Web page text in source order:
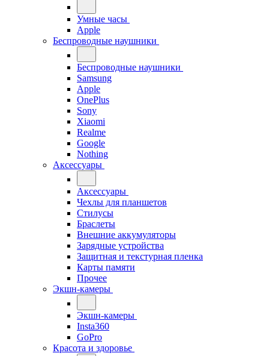
Умные часы
Apple
Беспроводные наушники
Беспроводные наушники
Samsung
Apple
OnePlus
Sony
Xiaomi
Realme
Google
Nothing
Аксессуары
Аксессуары
Чехлы для планшетов
Стилусы
Браслеты
Внешние аккумуляторы
Зарядные устройства
Защитная и текстурная пленка
Карты памяти
Прочее
Экшн-камеры
Экшн-камеры
Insta360
GoPro
Красота и здоровье